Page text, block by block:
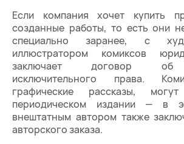
Если компания хочет купить
созданные работы, то есть они
специально заранее, с
иллюстратором комиксов
заключает договор об
исключительного права.
графические рассказы,
периодическом издании — в
внештатным автором также
авторского заказа.